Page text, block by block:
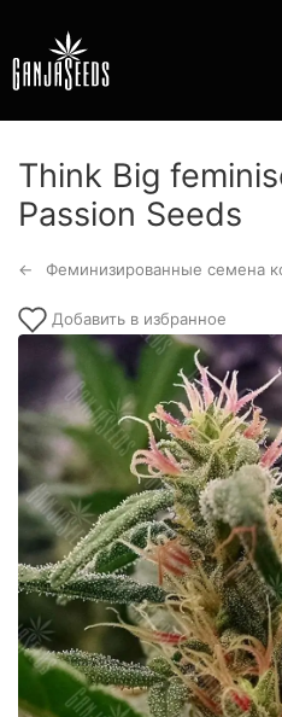
Think Big
Passion Seeds
Феминизированные семена
Добавить в избранное